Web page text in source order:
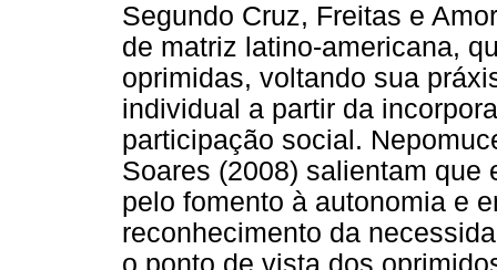
Segundo Cruz, Freitas e
de matriz latino-americana,
oprimidas, voltando sua
individual a partir da
participação social.
Soares (2008) salientam
pelo fomento à autonomia e
reconhecimento da